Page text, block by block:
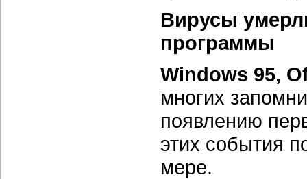
Вирусы
программы
Windows 95,
многих
появлению
этих события
мере.